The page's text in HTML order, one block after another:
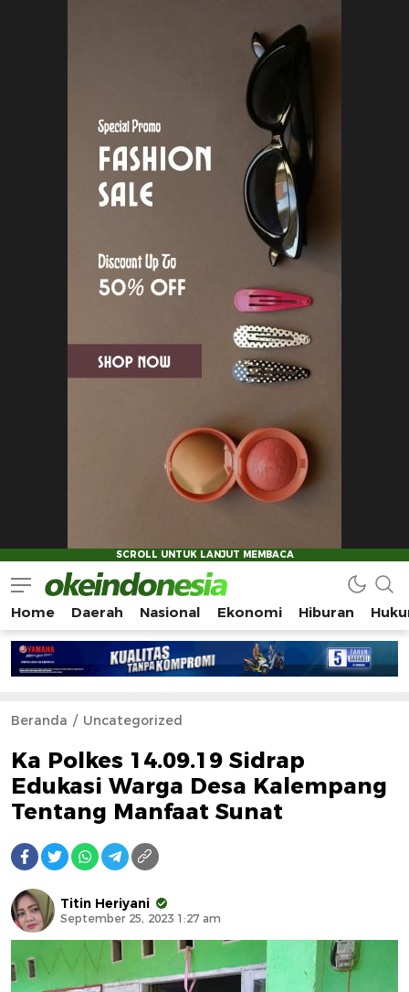
Okeindonesia.Online
Mengonlinekan Indonesia Secara Utuh
Home Daerah Nasional Ekonomi Hiburan
Beranda Uncategorized
Ka Polkes 14.09.19 Sidrap
Edukasi Warga Desa Kalempang
Tentang Manfaat Sunat
Titin Heriyani
September 25, 2023 1:27 am